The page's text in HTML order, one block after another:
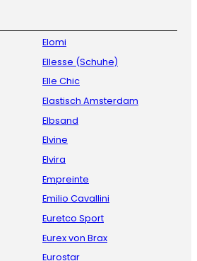
Elomi
Ellesse (Schuhe)
Elle Chic
Elastisch Amsterdam
Elbsand
Elvine
Elvira
Empreinte
Emilio Cavallini
Euretco Sport
Eurex von Brax
Eurostar